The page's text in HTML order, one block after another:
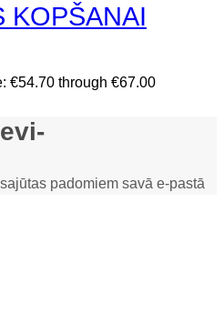
KOPŠANAI
€54.70 through €67.00
padomiem savā e-pastā